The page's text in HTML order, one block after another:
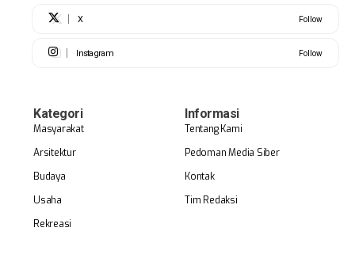
X Follow
Instagram Follow
Kategori
Masyarakat
Arsitektur
Budaya
Usaha
Rekreasi
Informasi
Tentang Kami
Pedoman Media Siber
Kontak
Tim Redaksi